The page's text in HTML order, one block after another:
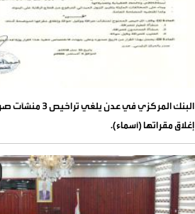
البنك المركزي في عدن يلغي
إغلاق مقراتها (أسماء).